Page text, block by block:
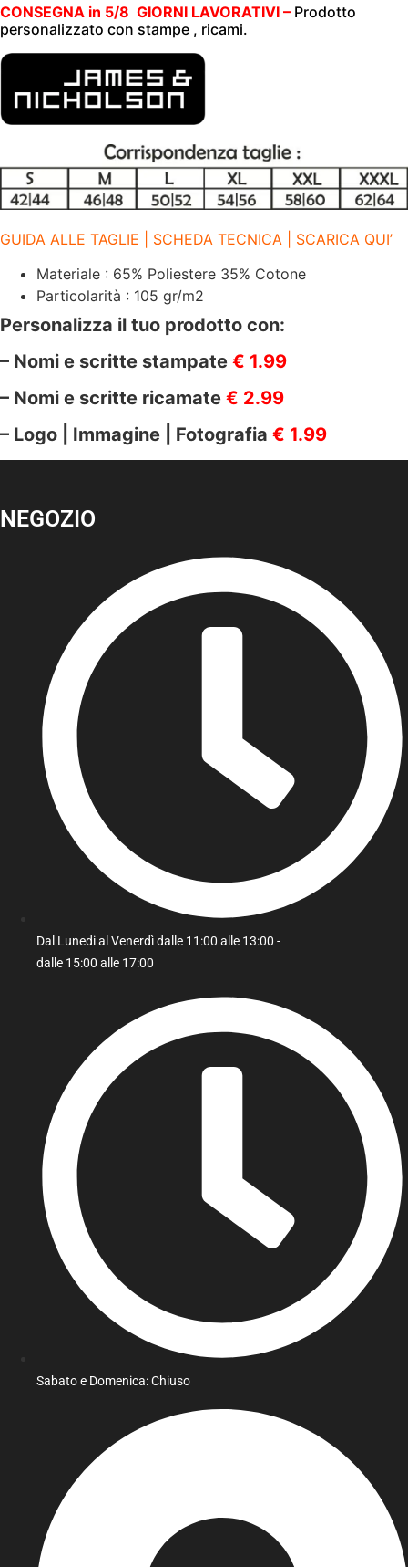
|
JN677
ORANGE
OR
CONSEGNA in 5/8 GIORNI LAVORATIVI – Prodotto
personalizzato con stampe , ricami.
GUIDA ALLE TAGLIE | SCHEDA TECNICA | SCARICA QUI’
Materiale : 65% Poliestere 35% Cotone
Particolarità : 105 gr/m2
Personalizza il tuo prodotto con:
– Nomi e scritte stampate € 1.99
– Nomi e scritte ricamate € 2.99
– Logo | Immagine | Fotografia € 1.99
NEGOZIO
Dal Lunedi al Venerdì dalle 11:00 alle 13:00 -
dalle 15:00 alle 17:00
Sabato e Domenica: Chiuso